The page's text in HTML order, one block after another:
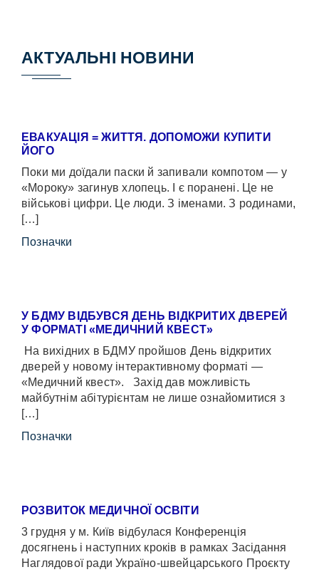
АКТУАЛЬНІ НОВИНИ
ЕВАКУАЦІЯ = ЖИТТЯ. ДОПОМОЖИ КУПИТИ
ЙОГО
Поки ми доїдали паски й запивали компотом — у
«Мороку» загинув хлопець. І є поранені. Це не
військові цифри. Це люди. З іменами. З родинами,
[…]
Позначки
У БДМУ ВІДБУВСЯ ДЕНЬ ВІДКРИТИХ ДВЕРЕЙ
У ФОРМАТІ «МЕДИЧНИЙ КВЕСТ»
На вихідних в БДМУ пройшов День відкритих
дверей у новому інтерактивному форматі —
«Медичний квест». Захід дав можливість
майбутнім абітурієнтам не лише ознайомитися з
[…]
Позначки
РОЗВИТОК МЕДИЧНОЇ ОСВІТИ
3 грудня у м. Київ відбулася Конференція
досягнень і наступних кроків в рамках Засідання
Наглядової ради Україно-швейцарського Проєкту